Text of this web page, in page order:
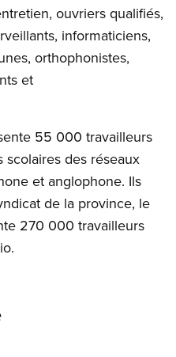
ouvriers qualifiés,
informaticiens,
orthophonistes,
et
55 000 travailleurs
scolaires des réseaux
et anglophone. Ils
de la province, le
270 000 travailleurs